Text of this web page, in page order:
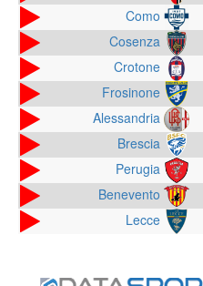
Como
Cosenza
Crotone
Frosinone
Alessandria
Brescia
Perugia
Benevento
Lecce